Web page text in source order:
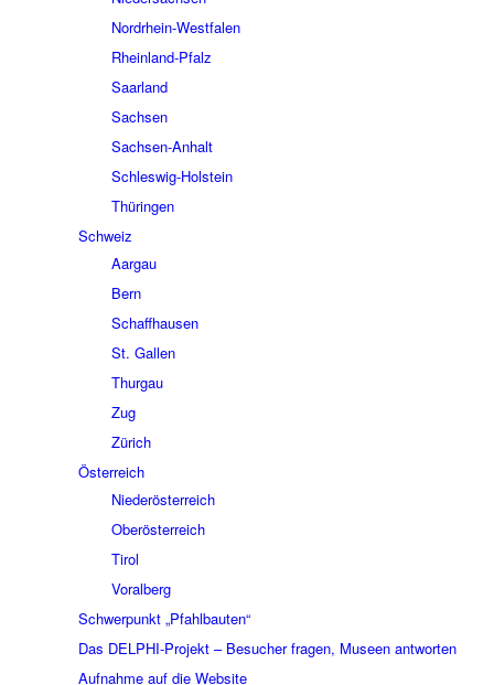
Nordrhein-Westfalen
Rheinland-Pfalz
Saarland
Sachsen
Sachsen-Anhalt
Schleswig-Holstein
Thüringen
Schweiz
Aargau
Bern
Schaffhausen
St. Gallen
Thurgau
Zug
Zürich
Österreich
Niederösterreich
Oberösterreich
Tirol
Voralberg
Schwerpunkt „Pfahlbauten“
Das DELPHI-Projekt – Besucher fragen, Museen antworten
Aufnahme auf die Website